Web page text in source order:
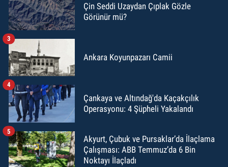
Çin Seddi Uzaydan Çıplak Gözle
Görünür mü?
Ankara Koyunpazarı Camii
3
Çankaya ve Altındağ'da Kaçakçılık
Operasyonu: 4 Şüpheli Yakalandı
4
Akyurt, Çubuk ve Pursaklar’da İlaçlama
Çalışması: ABB Temmuz’da 6 Bin
Noktayı İlaçladı
5